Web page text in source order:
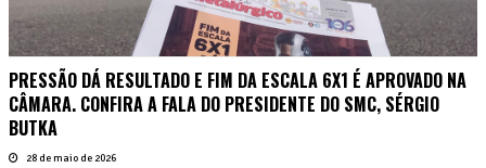
PRESSÃO DÁ RESULTADO E FIM DA ESCALA 6X1 É APROVADO NA
CÂMARA. CONFIRA A FALA DO PRESIDENTE DO SMC, SÉRGIO
BUTKA
28 de maio de 2026